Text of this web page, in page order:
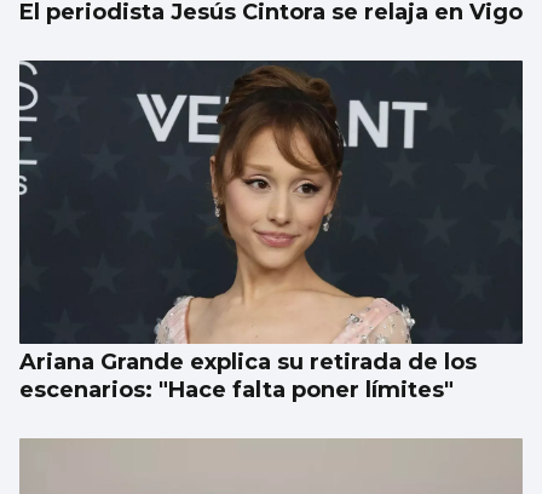
El periodista Jesús Cintora se relaja en Vigo
Ariana Grande explica su retirada de los
escenarios: "Hace falta poner límites"